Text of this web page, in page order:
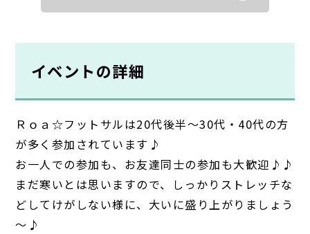
イベントの詳細
Ｒｏａ☆フットサルは20代後半～30代・40代の方
が多く参加されています♪
お一人での参加も、お友達同士の参加も大歓迎♪♪
まだ寒いとは思いますので、しっかりストレッチな
どしてけがしない様に、大いに盛り上がりましょう
～♪